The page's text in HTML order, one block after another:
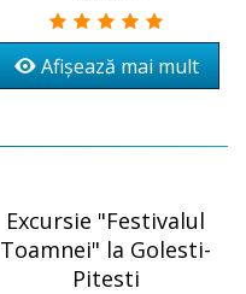
Afișează mai mult
Excursie "Festivalul
Toamnei" la Golesti-
Pitesti